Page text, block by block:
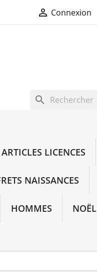
 Connexion
search
ARTICLES LICENCES
NAISSANCES
HOMMES NOËL